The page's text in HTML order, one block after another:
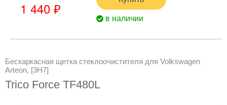
1 440 ₽
в наличии
Бескаркасная щетка стеклоочистителя для Volkswagen
Arteon, [3H7]
Trico Force TF480L